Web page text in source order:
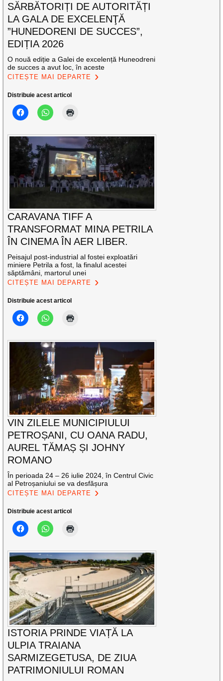
SĂRBĂTORIȚI DE AUTORITĂȚI
LA GALA DE EXCELENŢĂ
”HUNEDORENI DE SUCCES”,
EDIȚIA 2026
O nouă ediție a Galei de excelență Huneodreni
de succes a avut loc, în aceste
CITEȘTE MAI DEPARTE
Distribuie acest articol
CARAVANA TIFF A
TRANSFORMAT MINA PETRILA
ÎN CINEMA ÎN AER LIBER.
Peisajul post-industrial al fostei exploatări
miniere Petrila a fost, la finalul acestei
săptămâni, martorul unei
CITEȘTE MAI DEPARTE
Distribuie acest articol
VIN ZILELE MUNICIPIULUI
PETROȘANI, CU OANA RADU,
AUREL TĂMAȘ ȘI JOHNY
ROMANO
În perioada 24 – 26 iulie 2024, în Centrul Civic
al Petroșaniului se va desfășura
CITEȘTE MAI DEPARTE
Distribuie acest articol
ISTORIA PRINDE VIAȚĂ LA
ULPIA TRAIANA
SARMIZEGETUSA, DE ZIUA
PATRIMONIULUI ROMAN